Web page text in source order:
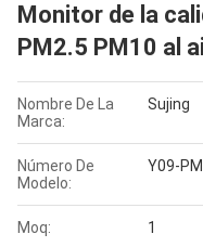
Monitor de la
PM2.5 PM10 al
Nombre De La
Marca:
Sujing
Número De
Modelo:
Y09-PM
Moq: 1